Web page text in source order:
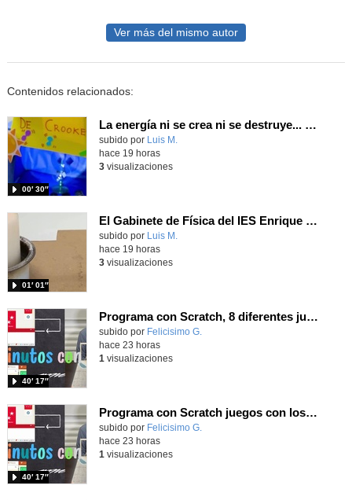
Ver más del mismo autor
Contenidos relacionados:
La energía ni se crea ni se destruye... ¡se experimenta! El Tierno en la Feria Madrid es Ciencia 2026
Contenido educativo.
subido por Luis M.
00′ 30″
hace 19 horas
3visualizaciones
El Gabinete de Física del IES Enrique Tierno Galván de Parla (Curso 25-26)
Contenido educativo.
subido por Luis M.
01′ 01″
hace 19 horas
3visualizaciones
Programa con Scratch, 8 diferentes juegos para vivir la emoción de los partidos de España en el mundial 2026
Contenido educativo.
subido por Felicisimo G.
40′ 17″
hace 23 horas
1 visualizaciones
Programa con Scratch juegos con los partidos del mundial 2026 ganados por España
Contenido educativo.
subido por Felicisimo G.
40′ 17″
hace 23 horas
1 visualizaciones